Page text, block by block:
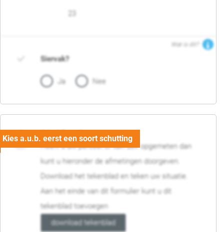
Wat is dit?
Siervak?
Ja Nee
04. Afmetingen
Heeft u uw perceel of tuin zelf opgemeten dan
kunt u hieronder de afmetingen doorgeven.
Download het tekenblad en teken uw situatie.
Aan het einde van dit formulier kunt u dit
tekenblad toevoegen
download tekenblad